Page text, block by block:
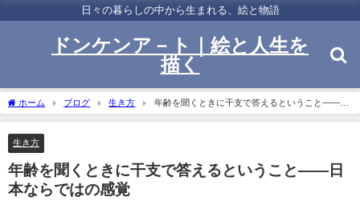
日々の暮らしの中から生まれる、絵と物語
ドンケンア－ト｜絵と人生を
描く
ホーム ブログ 生き方
年齢を聞くときに干支で答えるということ——日
本ならではの感覚
生き方
年齢を聞くときに干支で答えるということ——日
本ならではの感覚